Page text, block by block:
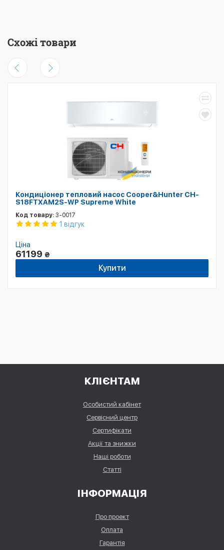
Схожі товари
Кондиціонер тепловий насос Cooper&Hunter CH-
S18FTXAM2S-WP Supreme White
Код товару: 3-0017
1 відгук
Ціна
61199 ₴
Купити
КЛІЄНТАМ
Особистий кабінет
Сервісний центр
Сертифікати
Акції та знижки
Наші роботи
Статті
ІНФОРМАЦІЯ
Про проект
Оплата
Гарантія